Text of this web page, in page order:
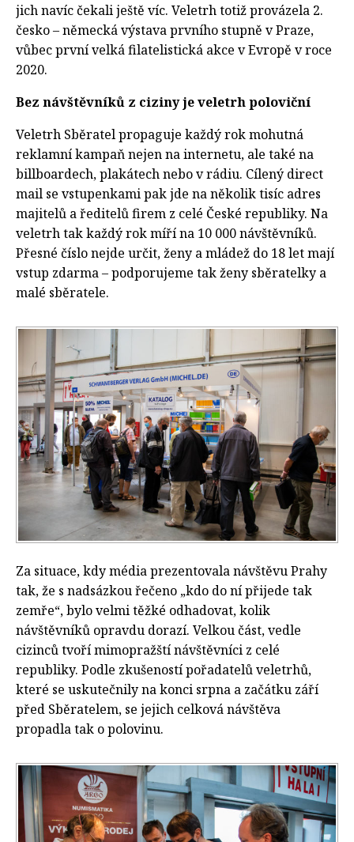
jich navíc čekali ještě víc. Veletrh totiž provázela 2.
česko – německá výstava prvního stupně v Praze,
vůbec první velká filatelistická akce v Evropě v roce
2020.
Bez návštěvníků z ciziny je veletrh poloviční
Veletrh Sběratel propaguje každý rok mohutná
reklamní kampaň nejen na internetu, ale také na
billboardech, plakátech nebo v rádiu. Cílený direct
mail se vstupenkami pak jde na několik tisíc adres
majitelů a ředitelů firem z celé České republiky. Na
veletrh tak každý rok míří na 10 000 návštěvníků.
Přesné číslo nejde určit, ženy a mládež do 18 let mají
vstup zdarma – podporujeme tak ženy sběratelky a
malé sběratele.
Za situace, kdy média prezentovala návštěvu Prahy
tak, že s nadsázkou řečeno „kdo do ní přijede tak
zemře“, bylo velmi těžké odhadovat, kolik
návštěvníků opravdu dorazí. Velkou část, vedle
cizinců tvoří mimopražští návštěvníci z celé
republiky. Podle zkušeností pořadatelů veletrhů,
které se uskutečnily na konci srpna a začátku září
před Sběratelem, se jejich celková návštěva
propadla tak o polovinu.